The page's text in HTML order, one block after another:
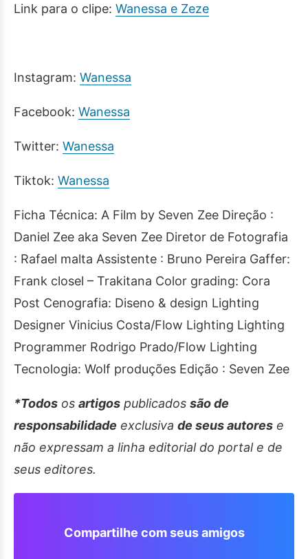
Link para o clipe: Wanessa e Zeze
Instagram: Wanessa
Facebook: Wanessa
Twitter: Wanessa
Tiktok: Wanessa
Ficha Técnica: A Film by Seven Zee Direção :
Daniel Zee aka Seven Zee Diretor de Fotografia
: Rafael malta Assistente : Bruno Pereira Gaffer:
Frank closel – Trakitana Color grading: Cora
Post Cenografia: Diseno & design Lighting
Designer Vinicius Costa/Flow Lighting Lighting
Programmer Rodrigo Prado/Flow Lighting
Tecnologia: Wolf produções Edição : Seven Zee
*Todos os artigos publicados são de
responsabilidade exclusiva de seus autores e
não expressam a linha editorial do portal e de
seus editores.
Compartilhe com seus amigos